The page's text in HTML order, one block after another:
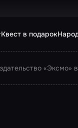
Квест в подарок
«Эксмо»